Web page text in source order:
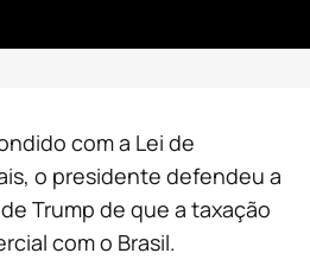
com a Lei de
o presidente defendeu a
Trump de que a taxação
com o Brasil.